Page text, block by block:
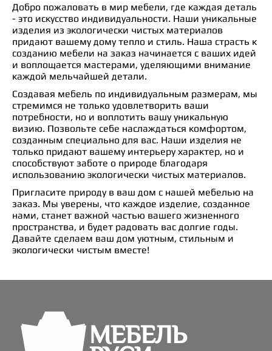
Добро пожаловать в мир мебели, где каждая деталь
- это искусство индивидуальности. Наши уникальные
изделия из экологически чистых материалов
придают вашему дому тепло и стиль. Наша страсть к
созданию мебели на заказ начинается с ваших идей
и воплощается мастерами, уделяющими внимание
каждой мельчайшей детали.
Создавая мебель по индивидуальным размерам, мы
стремимся не только удовлетворить ваши
потребности, но и воплотить вашу уникальную
визию. Позвольте себе наслаждаться комфортом,
созданным специально для вас. Наши изделия не
только придают вашему интерьеру характер, но и
способствуют заботе о природе благодаря
использованию экологически чистых материалов.
Пригласите природу в ваш дом с нашей мебелью на
заказ. Мы уверены, что каждое изделие, созданное
нами, станет важной частью вашего жизненного
пространства, и будет радовать вас долгие годы.
Давайте сделаем ваш дом уютным, стильным и
экологически чистым вместе!